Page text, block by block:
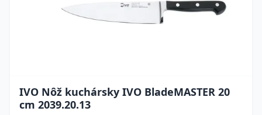
IVO Nôž kuchársky IVO BladeMASTER 20
cm 2039.20.13